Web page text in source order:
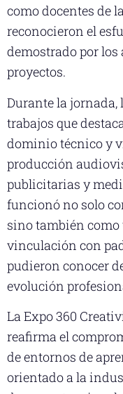
como docentes de
reconocieron el
demostrado por los
proyectos.
Durante la jornada,
trabajos que
dominio técnico y
producción
publicitarias y
funcionó no solo
sino también
vinculación con
pudieron conocer
evolución
La Expo 360
reafirma el
de entornos de
orientado a la